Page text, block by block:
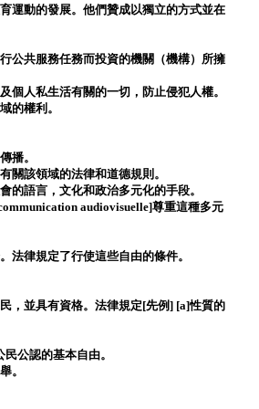
運動的發展。他們贊成以獨立的方式並在
公共服務任務而投資的機關（機構）所擁
個人私生活有關的一切，防止侵犯人權。
的權利。
播。
關該領域的法律和道德規則。
的語言，文化和政治多元化的手段。
audiovisuelle]尊重這種多元
法律規定了行使這些自由的條件。
，並具有資格。法律規定[先例] [a]性質的
公認的基本自由。
。